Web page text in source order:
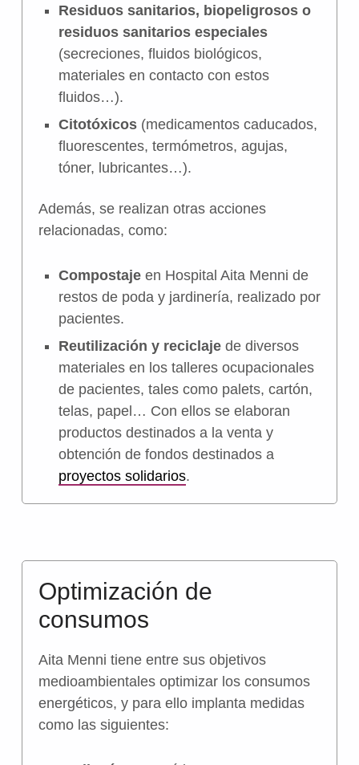
Residuos sanitarios, biopeligrosos o
residuos sanitarios especiales
(secreciones, fluidos biológicos,
materiales en contacto con estos
fluidos…).
Citotóxicos(medicamentos caducados,
fluorescentes, termómetros, agujas,
tóner, lubricantes…).
Además, se realizan otras acciones
relacionadas, como:
Compostajeen Hospital Aita Menni de
restos de poda y jardinería, realizado por
pacientes.
Reutilización y reciclajede diversos
materiales en los talleres ocupacionales
de pacientes, tales como palets, cartón,
telas, papel… Con ellos se elaboran
productos destinados a la venta y
obtención de fondos destinados a
proyectos solidarios.
Optimización de
consumos
Aita Menni tiene entre sus objetivos
medioambientales optimizar los consumos
energéticos, y para ello implanta medidas
como las siguientes: